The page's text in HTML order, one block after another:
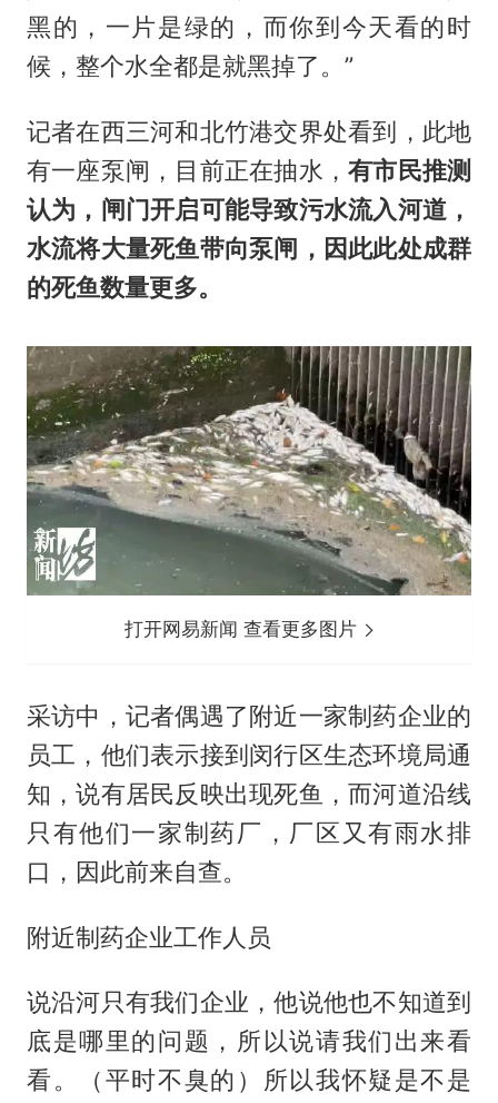
黑的，一片是绿的，而你到今天看的时
候，整个水全都是就黑掉了。”
记者在西三河和北竹港交界处看到，此地
有一座泵闸，目前正在抽水，有市民推测
认为，闸门开启可能导致污水流入河道，
水流将大量死鱼带向泵闸，因此此处成群
的死鱼数量更多。
打开网易新闻 查看更多图片
采访中，记者偶遇了附近一家制药企业的
员工，他们表示接到闵行区生态环境局通
知，说有居民反映出现死鱼，而河道沿线
只有他们一家制药厂，厂区又有雨水排
口，因此前来自查。
附近制药企业工作人员
说沿河只有我们企业，他说他也不知道到
底是哪里的问题，所以说请我们出来看
看。（平时不臭的）所以我怀疑是不是